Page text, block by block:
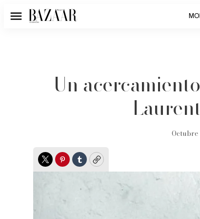
Menú
Un
Octubre
TwitterPinterest
TumblrCopy